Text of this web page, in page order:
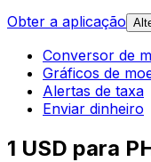
Obter a aplicação
Conversor de
Gráficos de
Alertas de taxa
Enviar dinheiro
1 USD para